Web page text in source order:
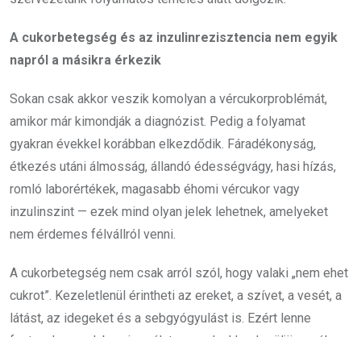
A cukorbetegség és az inzulinrezisztencia nem egyik
napról a másikra érkezik
Sokan csak akkor veszik komolyan a vércukorproblémát,
amikor már kimondják a diagnózist. Pedig a folyamat
gyakran évekkel korábban elkezdődik. Fáradékonyság,
étkezés utáni álmosság, állandó édességvágy, hasi hízás,
romló laborértékek, magasabb éhomi vércukor vagy
inzulinszint — ezek mind olyan jelek lehetnek, amelyeket
nem érdemes félvállról venni.
A cukorbetegség nem csak arról szól, hogy valaki „nem ehet
cukrot”. Kezeletlenül érintheti az ereket, a szívet, a vesét, a
látást, az idegeket és a sebgyógyulást is. Ezért lenne